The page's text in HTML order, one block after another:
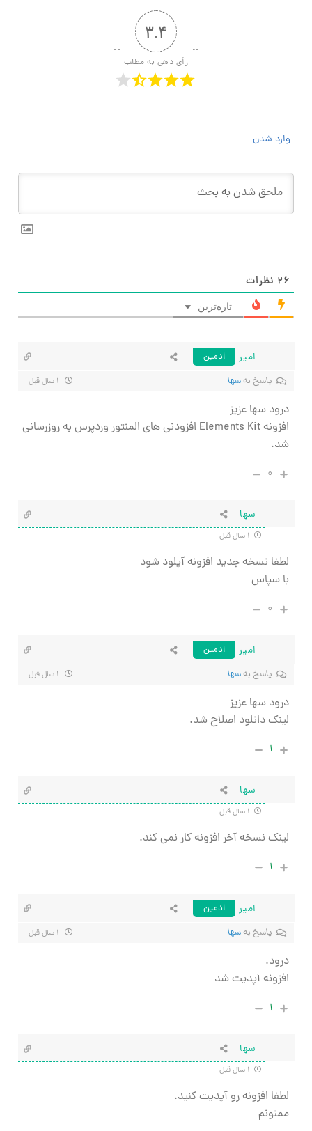
۳.۴
رأی دهی به مطلب
وارد شدن
۲۶ نظرات
تازه‌ترین
امیر
ادمین
پاسخ بهسها
درود سها عزیز
افزونه Elements Kit افزودنی های المنتور وردپرس به روزرسانی
شد.
۰
سها
لطفا نسخه جدید افزونه آپلود شود
با سپاس
۰
امیر
ادمین
پاسخ بهسها
درود سها عزیز
لینک دانلود اصلاح شد.
۱
سها
لینک نسخه آخر افزونه کار نمی کند.
۱
امیر
ادمین
پاسخ بهسها
درود.
افزونه آپدیت شد
۱
سها
لطفا افزونه رو آپدیت کنید.
ممنونم